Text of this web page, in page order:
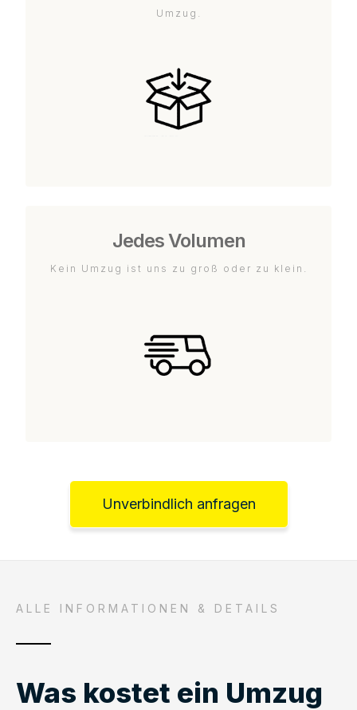
Umzug.
Jedes Volumen
Kein Umzug ist uns zu groß oder zu klein.
Unverbindlich anfragen
ALLE INFORMATIONEN & DETAILS
Was kostet ein Umzug